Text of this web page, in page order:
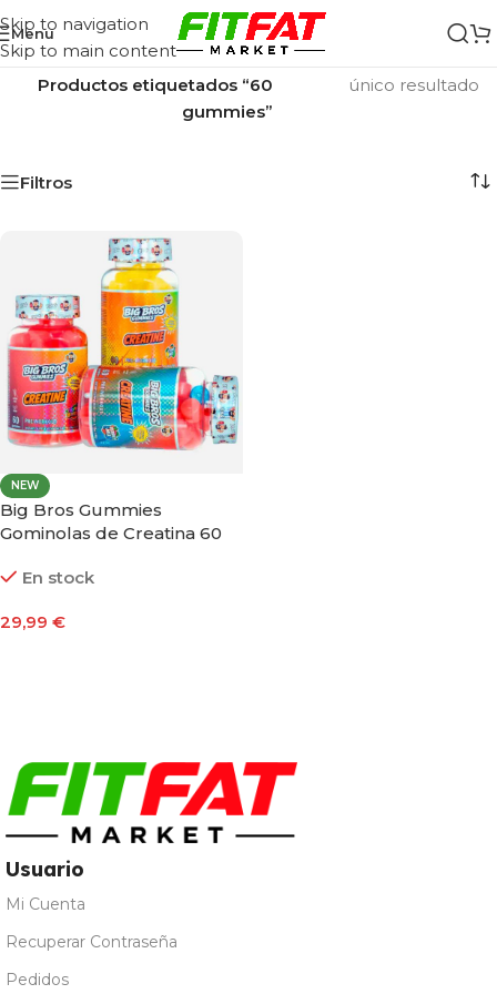
Skip to navigation
Skip to main content
Menu
Inicio/
Productos etiquetados “60
gummies”
único resultado
Filtros
NEW
Big Bros Gummies
Gominolas de Creatina 60
creatina
En stock
29,99 €
Usuario
Mi Cuenta
Recuperar Contraseña
Pedidos